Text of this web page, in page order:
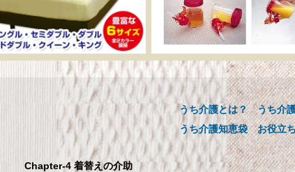
ー直販 ベッド用ボ
スシーツ 防水シー
介護シーツ･ベッド
水シーツ】シングル
クリーム
ー直販 ベッド用ボックス
防水シーツ 【介護シーツ･
介助用食器 らくら
ックンスープ・お茶
【介護用品】
介助用食器 らくらくゴック
ープ・お茶用【介護用品】
Chapter-4 着替えの介助
うち介護とは？
うち介護知恵袋
うち介
お役立